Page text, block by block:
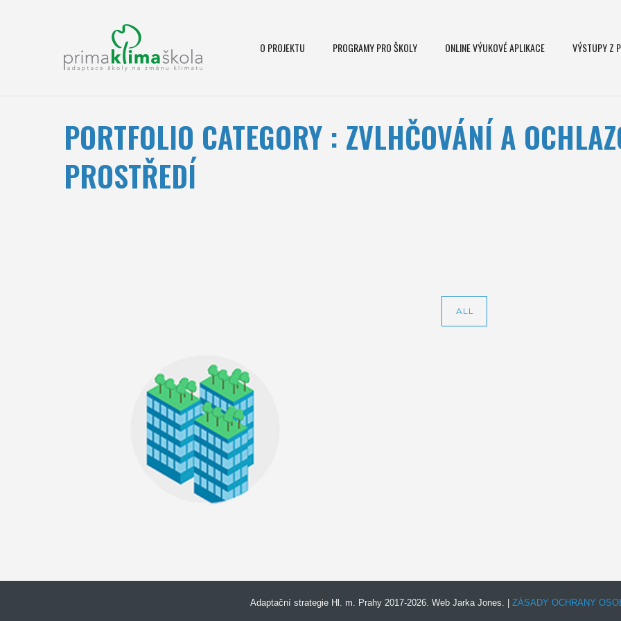
O PROJEKTU PROGRAMY PRO ŠKOLY ONLINE VÝUKOVÉ APLIKACE VÝSTUPY Z
PORTFOLIO CATEGORY : ZVLHČOVÁNÍ A
PROSTŘEDÍ
ALL
ZELENÉ STŘECHY
zvlhčování a ochlazování okolního prostředí
Adaptační strategie Hl. m. Prahy 2017-2026. Web Jarka Jones. | ZÁSADY OCHRANY